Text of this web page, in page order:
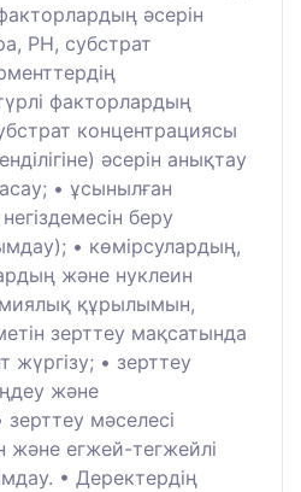
әсерін
РН, субстрат
факторлардың
концентрациясы
әсерін анықтау
• ұсынылған
беру
• көмірсулардың,
және нуклеин
құрылымын,
зерттеу мақсатында
жүргізу; • зерттеу
және
мәселесі
және егжей-тегжейлі
• Деректердің